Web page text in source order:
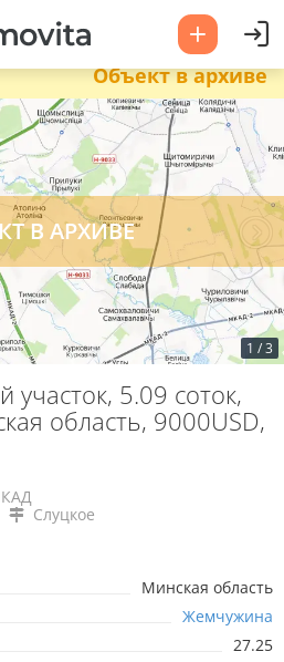
Объект в архиве
1 /3
участок, 5.09 соток,
область, 9000USD,
Слуцкое
Минская область
Жемчужина
27.25